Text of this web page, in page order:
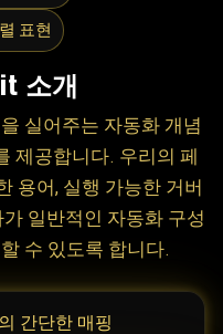
표현
소개
실어주는 자동화 개념
제공합니다. 우리의 페
용어, 실행 가능한 거버
일반적인 자동화 구성
수 있도록 합니다.
간단한 매핑